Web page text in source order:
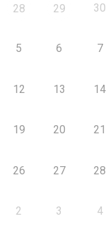
28 29 30
5 6 7
12 13 14
19 20 21
26 27 28
2 3 4